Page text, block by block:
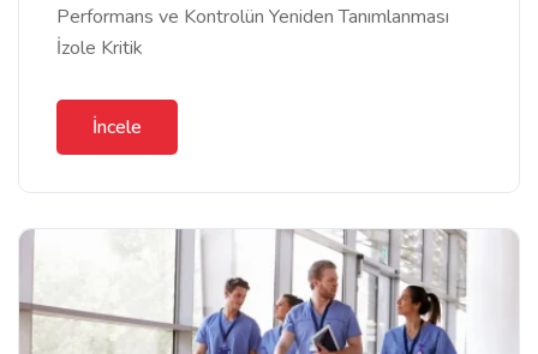
Performans ve Kontrolün Yeniden Tanımlanması
İzole Kritik
İncele